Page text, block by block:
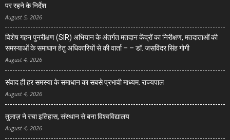
पर रहने के निर्देश
August 5, 2026
विशेष गहन पुनरीक्षण (SIR) अभियान के अंतर्गत मतदान केंद्रों का निरीक्षण, मतदाताओं की
समस्याओं के समाधान हेतु अधिकारियों से की वार्ता – – डॉ. जसविंदर सिंह गोगी
August 4, 2026
संवाद ही हर समस्या के समाधान का सबसे प्रभावी माध्यम: राज्यपाल
August 4, 2026
तुलाज़ ने रचा इतिहास, संस्थान से बना विश्वविद्यालय
August 4, 2026